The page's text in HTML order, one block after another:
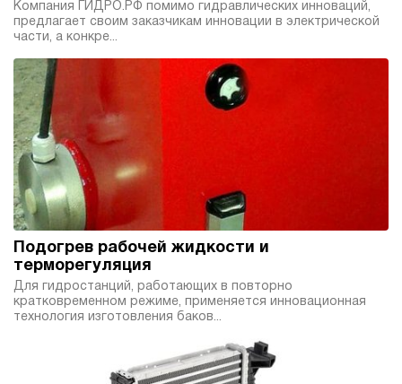
Компания ГИДРО.РФ помимо гидравлических инноваций,
предлагает своим заказчикам инновации в электрической
части, а конкре...
Подогрев рабочей жидкости и
терморегуляция
Для гидростанций, работающих в повторно
кратковременном режиме, применяется инновационная
технология изготовления баков...